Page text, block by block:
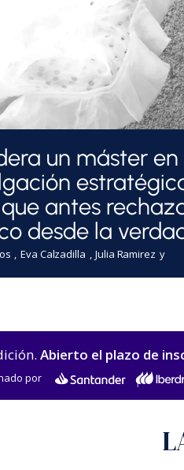
un máster en
antes
desde la
Eva Calzadilla Julia Ramirez
Abierto el plazo de
por